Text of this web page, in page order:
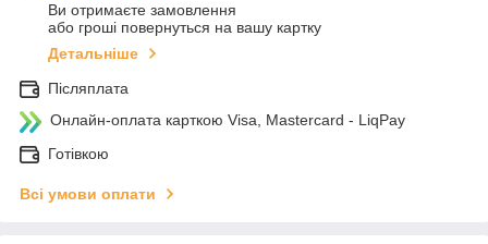
Ви отримаєте замовлення
або гроші повернуться на вашу картку
Детальніше
Післяплата
Онлайн-оплата карткою Visa, Mastercard - LiqPay
Готівкою
Всі умови оплати